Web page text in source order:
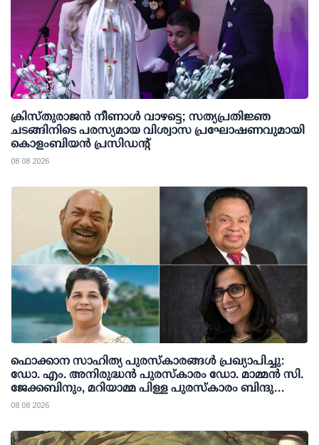
ക്രിസ്തുരാജൻ നീണാൾ വാഴട്ടെ; സത്യപ്രതിജ്ഞ
ചടങ്ങിനിടെ പരസ്യമായ വിശ്വാസ പ്രഘോഷണവുമായി
കൊളംബിയൻ പ്രസിഡന്റ്
08 08 2026
ഫൊക്കാന സാഹിത്യ പുരസ്‌കാരങ്ങള്‍ പ്രഖ്യാപിച്ചു:
ഡോ. എം. അനിരുദ്ധന്‍ പുരസ്‌കാരം ഡോ. മാമ്മന്‍ സി.
ജേക്കബിനും, മറിയാമ്മ പിള്ള പുരസ്‌കാരം ബിന്ദു
കാനയ്ക്കും
08 08 2026